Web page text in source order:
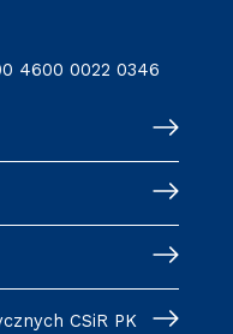
4600 0022 0346
CSiR PK